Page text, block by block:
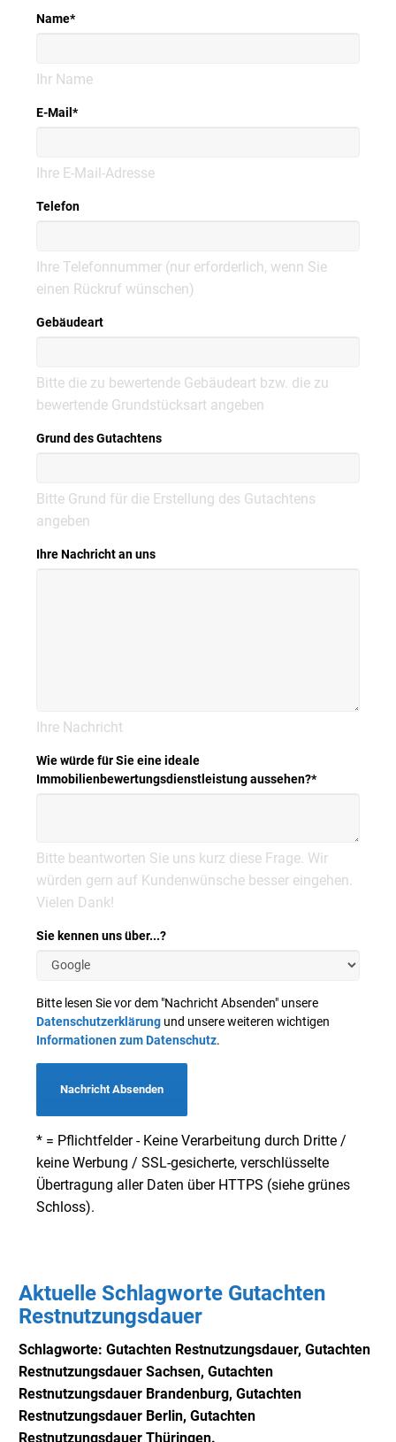
Name*
Ihr Name
E-Mail *
Ihre E-Mail-Adresse
Telefon
Ihre Telefonnummer (nur erforderlich, wenn Sie
einen Rückruf wünschen)
Gebäudeart
Bitte die zu bewertende Gebäudeart bzw. die zu
bewertende Grundstücksart angeben
Grund des Gutachtens
Bitte Grund für die Erstellung des Gutachtens
angeben
Ihre Nachricht an uns
Ihre Nachricht
Wie würde für Sie eine ideale
Immobilienbewertungsdienstleistung aussehen?*
Bitte beantworten Sie uns kurz diese Frage. Wir
würden gern auf Kundenwünsche besser eingehen.
Vielen Dank!
Sie kennen uns über...?
Bitte lesen Sie vor dem "Nachricht Absenden" unsere
Datenschutzerklärung und unsere weiteren wichtigen
Informationen zum Datenschutz.
Nachricht Absenden
* = Pflichtfelder - Keine Verarbeitung durch Dritte /
keine Werbung / SSL-gesicherte, verschlüsselte
Übertragung aller Daten über HTTPS (siehe grünes
Schloss).
Aktuelle Schlagworte Gutachten
Restnutzungsdauer
Schlagworte: Gutachten Restnutzungsdauer, Gutachten
Restnutzungsdauer Sachsen, Gutachten
Restnutzungsdauer Brandenburg, Gutachten
Restnutzungsdauer Berlin, Gutachten
Restnutzungsdauer Thüringen.